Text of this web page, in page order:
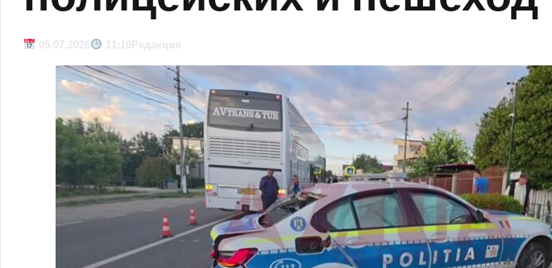
05.07.2026 11:10 Редакция